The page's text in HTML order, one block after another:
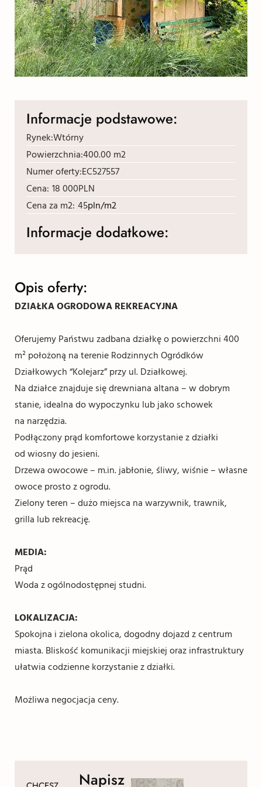
Opis oferty:
DZIAŁKA OGRODOWA REKREACYJNA
Oferujemy Państwu zadbana działkę o powierzchni 400
m² położoną na terenie Rodzinnych Ogródków
Działkowych “Kolejarz” przy ul. Działkowej.
Na działce znajduje się drewniana altana – w dobrym
stanie, idealna do wypoczynku lub jako schowek
na narzędzia.
Podłączony prąd komfortowe korzystanie z działki
od wiosny do jesieni.
Drzewa owocowe – m.in. jabłonie, śliwy, wiśnie – własne
owoce prosto z ogrodu.
Zielony teren – dużo miejsca na warzywnik, trawnik,
grilla lub rekreację.
MEDIA:
Prąd
Woda z ogólnodostępnej studni.
LOKALIZACJA:
Spokojna i zielona okolica, dogodny dojazd z centrum
miasta. Bliskość komunikacji miejskiej oraz infrastruktury
ułatwia codzienne korzystanie z działki.
Możliwa negocjacja ceny.
Informacje podstawowe:
Rynek:Wtórny
Powierzchnia:400.00 m2
Numer oferty:EC527557
Cena: 18 000PLN
Cena za m2: 45pln/m2
Informacje dodatkowe:
Napisz